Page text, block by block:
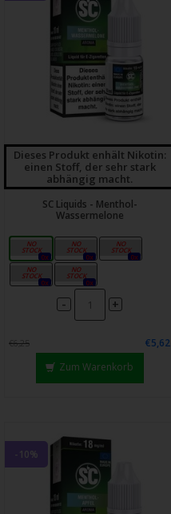
Dieses Produkt enhält Nikotin:
einen Stoff, der sehr stark
abhängig macht.
SC Liquids - Menthol-
Wassermelone
0mg
0x
3mg
0x
6mg
0x
12mg
0x
18mg
0x
- +
€6,25
€5,62
Zum Warenkorb
-10%